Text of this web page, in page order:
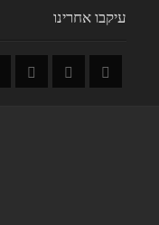
עיקבו אחרינו